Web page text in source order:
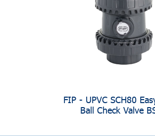
FIP - UPVC SCH80
Ball Check Valve